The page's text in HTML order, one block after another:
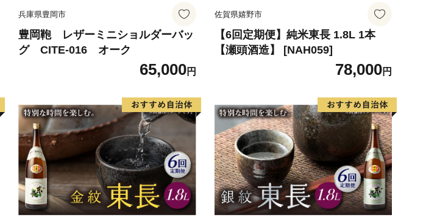
兵庫県豊岡市
豊岡鞄 レザーミニショルダーバッ
グ CITE-016 オーク
65,000円
佐賀県嬉野市
【6回定期便】純米東長 1.8L 1本
【瀬頭酒造】 [NAH059]
78,000円